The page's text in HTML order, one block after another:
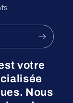
votre
Nous